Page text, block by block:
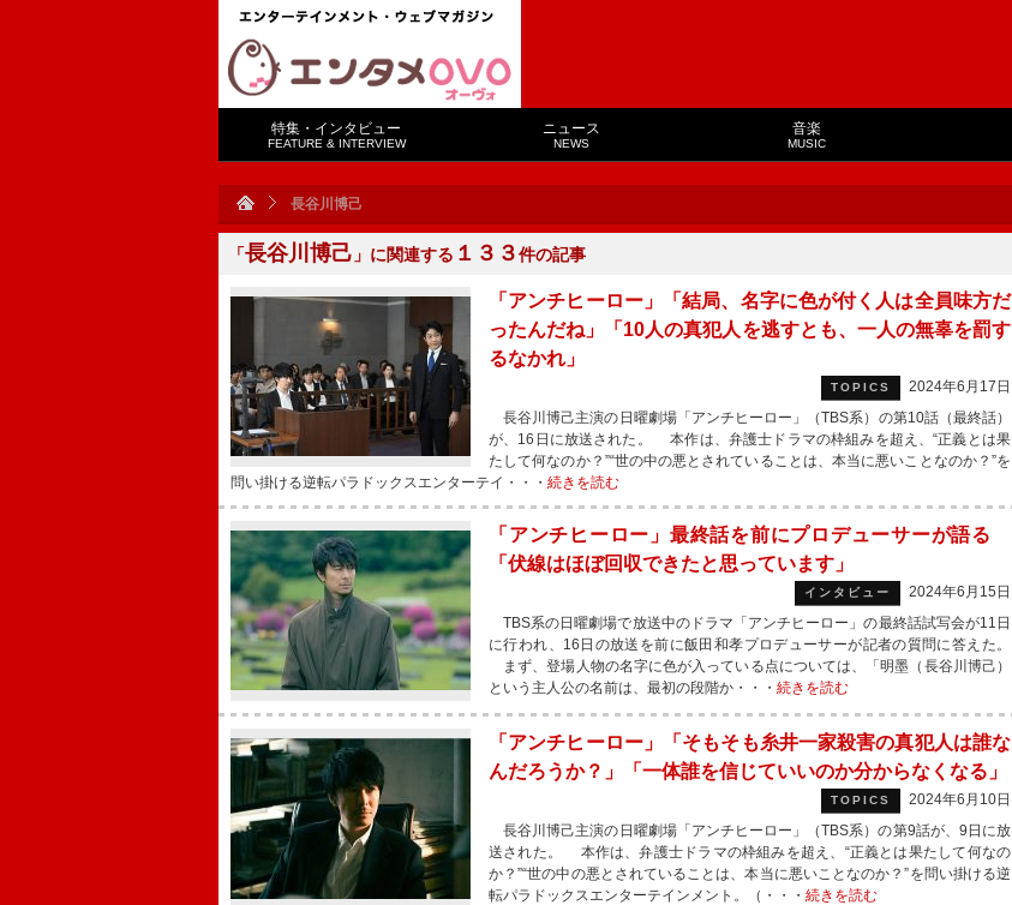
特集・インタビュー
FEATURE & INTERVIEW
ニュース
NEWS
音楽
MUSIC
長谷川博己
「長谷川博己 」に関連する １３３件の記事
「アンチヒーロー」「結局、名字に色が付く人は全員味方だ
ったんだね」「10人の真犯人を逃すとも、一人の無辜を罰す
るなかれ」
TOPICS
2024年6月17日
長谷川博己主演の日曜劇場「アンチヒーロー」（TBS系）の第10話（最終話）
が、16日に放送された。 本作は、弁護士ドラマの枠組みを超え、“正義とは果
たして何なのか？”“世の中の悪とされていることは、本当に悪いことなのか？”を
問い掛ける逆転パラドックスエンターテイ・・・ 続きを読む
「アンチヒーロー」最終話を前にプロデューサーが語る
「伏線はほぼ回収できたと思っています」
インタビュー
2024年6月15日
TBS系の日曜劇場で放送中のドラマ「アンチヒーロー」の最終話試写会が11日
に行われ、16日の放送を前に飯田和孝プロデューサーが記者の質問に答えた。
まず、登場人物の名字に色が入っている点については、「明墨（長谷川博己）
という主人公の名前は、最初の段階か・・・ 続きを読む
「アンチヒーロー」「そもそも糸井一家殺害の真犯人は誰な
んだろうか？」「一体誰を信じていいのか分からなくなる」
TOPICS
2024年6月10日
長谷川博己主演の日曜劇場「アンチヒーロー」（TBS系）の第9話が、9日に放
送された。 本作は、弁護士ドラマの枠組みを超え、“正義とは果たして何なの
か？”“世の中の悪とされていることは、本当に悪いことなのか？”を問い掛ける逆
転パラドックスエンターテインメント。（・・・ 続きを読む